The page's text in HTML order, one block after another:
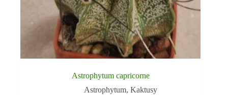
Astrophytum capricorne
Astrophytum,Kaktusy